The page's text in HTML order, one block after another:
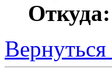
Откуда:
Вернуться